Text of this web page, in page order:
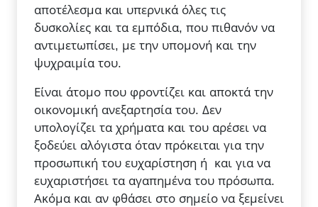
αποτέλεσμα και υπερνικά όλες τις
δυσκολίες και τα εμπόδια, που πιθανόν να
αντιμετωπίσει, με την υπομονή και την
ψυχραιμία του.
Είναι άτομο που φροντίζει και αποκτά την
οικονομική ανεξαρτησία του. Δεν
υπολογίζει τα χρήματα και του αρέσει να
ξοδεύει αλόγιστα όταν πρόκειται για την
προσωπική του ευχαρίστηση ή και για να
ευχαριστήσει τα αγαπημένα του πρόσωπα.
Ακόμα και αν φθάσει στο σημείο να ξεμείνει